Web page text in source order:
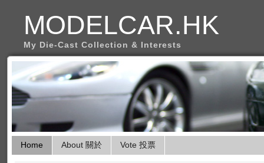
MODELCAR.HK
My Die-Cast Collection & Interests
Home About 關於 Vote 投票